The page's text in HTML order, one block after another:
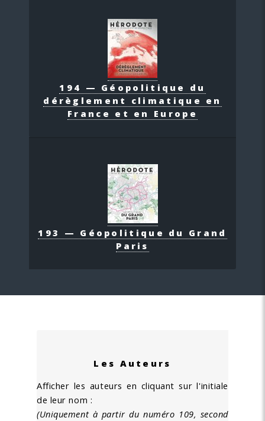
194 — Géopolitique du
dérèglement climatique en
France et en Europe
193 — Géopolitique du Grand
Paris
Les Auteurs
Afficher les auteurs en cliquant sur l'initiale
de leur nom :
(Uniquement à partir du numéro 109, second